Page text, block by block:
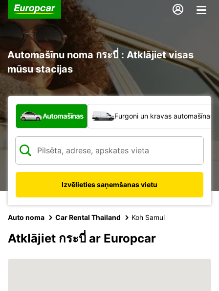
Automašīnu noma กระบี่ : Atklājiet visas
mūsu stacijas
Kāda veida transportlīdzeklis?
Automašīnas Furgoni un kravas automašīnas
Izvēlieties saņemšanas vietu
Auto noma Car Rental Thailand Koh Samui
Atklājiet กระบี่ ar Europcar